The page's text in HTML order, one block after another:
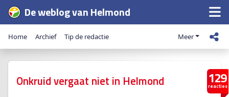
De weblog van Helmond
Home Archief Tip de redactie Meer
129
reacties
Onkruid vergaat niet in Helmond